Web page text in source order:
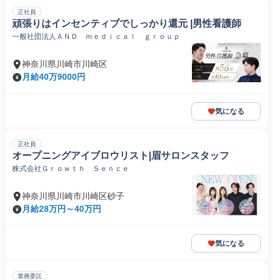
正社員
頑張りはインセンティブでしっかり還元 |男性看護師
一般社団法人ＡＮＤ ｍｅｄｉｃａｌ ｇｒｏｕｐ
神奈川県川崎市川崎区
月給40万9000円
気になる
正社員
オープニングアイブロウリスト|眉サロンスタッフ
株式会社Ｇｒｏｗｔｈ Ｓｅｎｃｅ
神奈川県川崎市川崎区砂子
月給28万円～40万円
気になる
業務委託